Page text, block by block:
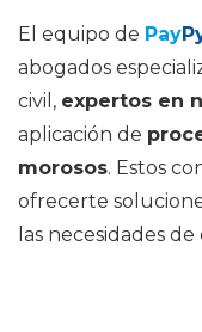
El equipo de Pay
abogados
civil, expertos en
aplicación de
morosos. Estos
ofrecerte
las necesidades de